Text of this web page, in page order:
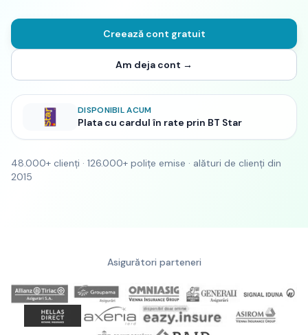
Creează cont gratuit
Am deja cont →
DISPONIBIL ACUM
Plata cu cardul în rate prin BT Star
48.000+ clienți · 126.000+ polițe emise · alături de clienți din
2015
Asigurători parteneri